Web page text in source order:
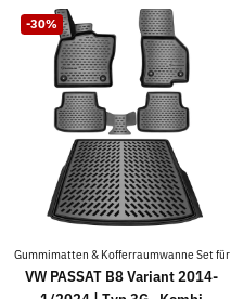
-30%
Gummimatten & Kofferraumwanne Set für
VW PASSAT B8 Variant 2014-